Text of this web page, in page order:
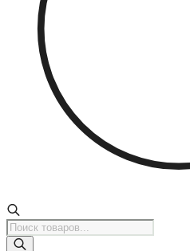
Поиск
товаров